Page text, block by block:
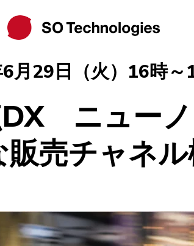
月29日（火）16時～
ニュー
売チャネ